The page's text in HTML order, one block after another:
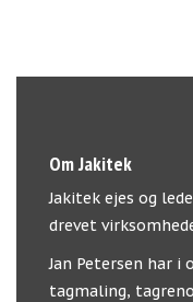
Om Jakitek
Jakitek ejes og
drevet
Jan Petersen har
tagmaling,